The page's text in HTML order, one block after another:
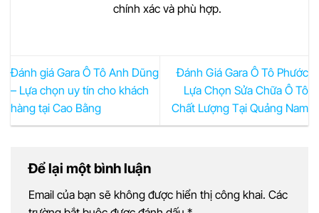
chính xác và phù hợp.
Đánh giá Gara Ô Tô Anh Dũng
– Lựa chọn uy tín cho khách
hàng tại Cao Bằng
Đánh Giá Gara Ô Tô Phước
Lựa Chọn Sửa Chữa Ô Tô
Chất Lượng Tại Quảng Nam
Để lại một bình luận
Email của bạn sẽ không được hiển thị công khai. Các